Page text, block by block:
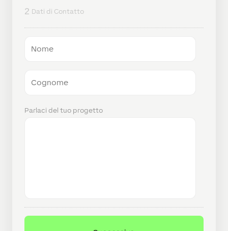
2 Dati di Contatto
Parlaci del tuo progetto